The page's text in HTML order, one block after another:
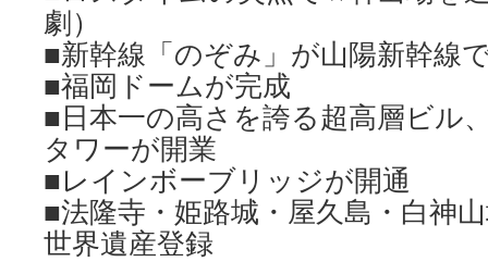
劇）
■新幹線「のぞみ」が山陽新幹線
■福岡ドームが完成
■日本一の高さを誇る超高層ビル
タワーが開業
■レインボーブリッジが開通
■法隆寺・姫路城・屋久島・白神
世界遺産登録